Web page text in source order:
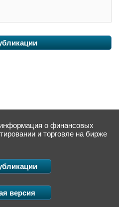
о финансовых
и торговле на бирже
версия